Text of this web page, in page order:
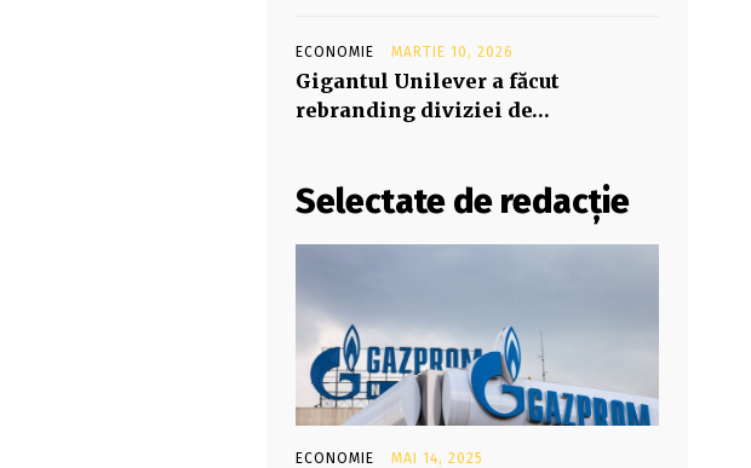
ECONOMIE MARTIE 10, 2026
Gigantul Unilever a făcut
rebranding diviziei de…
Selectate de redacție
ECONOMIE MAI 14, 2025